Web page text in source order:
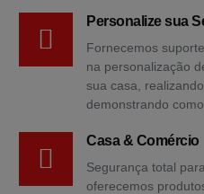
Personalize sua
Fornecemos
na personalização
sua casa,
demonstrando como
Casa & Comércio
Segurança total
oferecemos